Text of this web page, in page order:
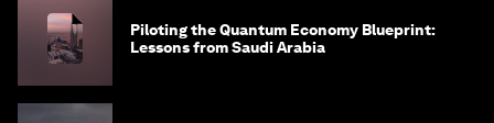
Piloting the Quantum Economy Blueprint:
Lessons from Saudi Arabia